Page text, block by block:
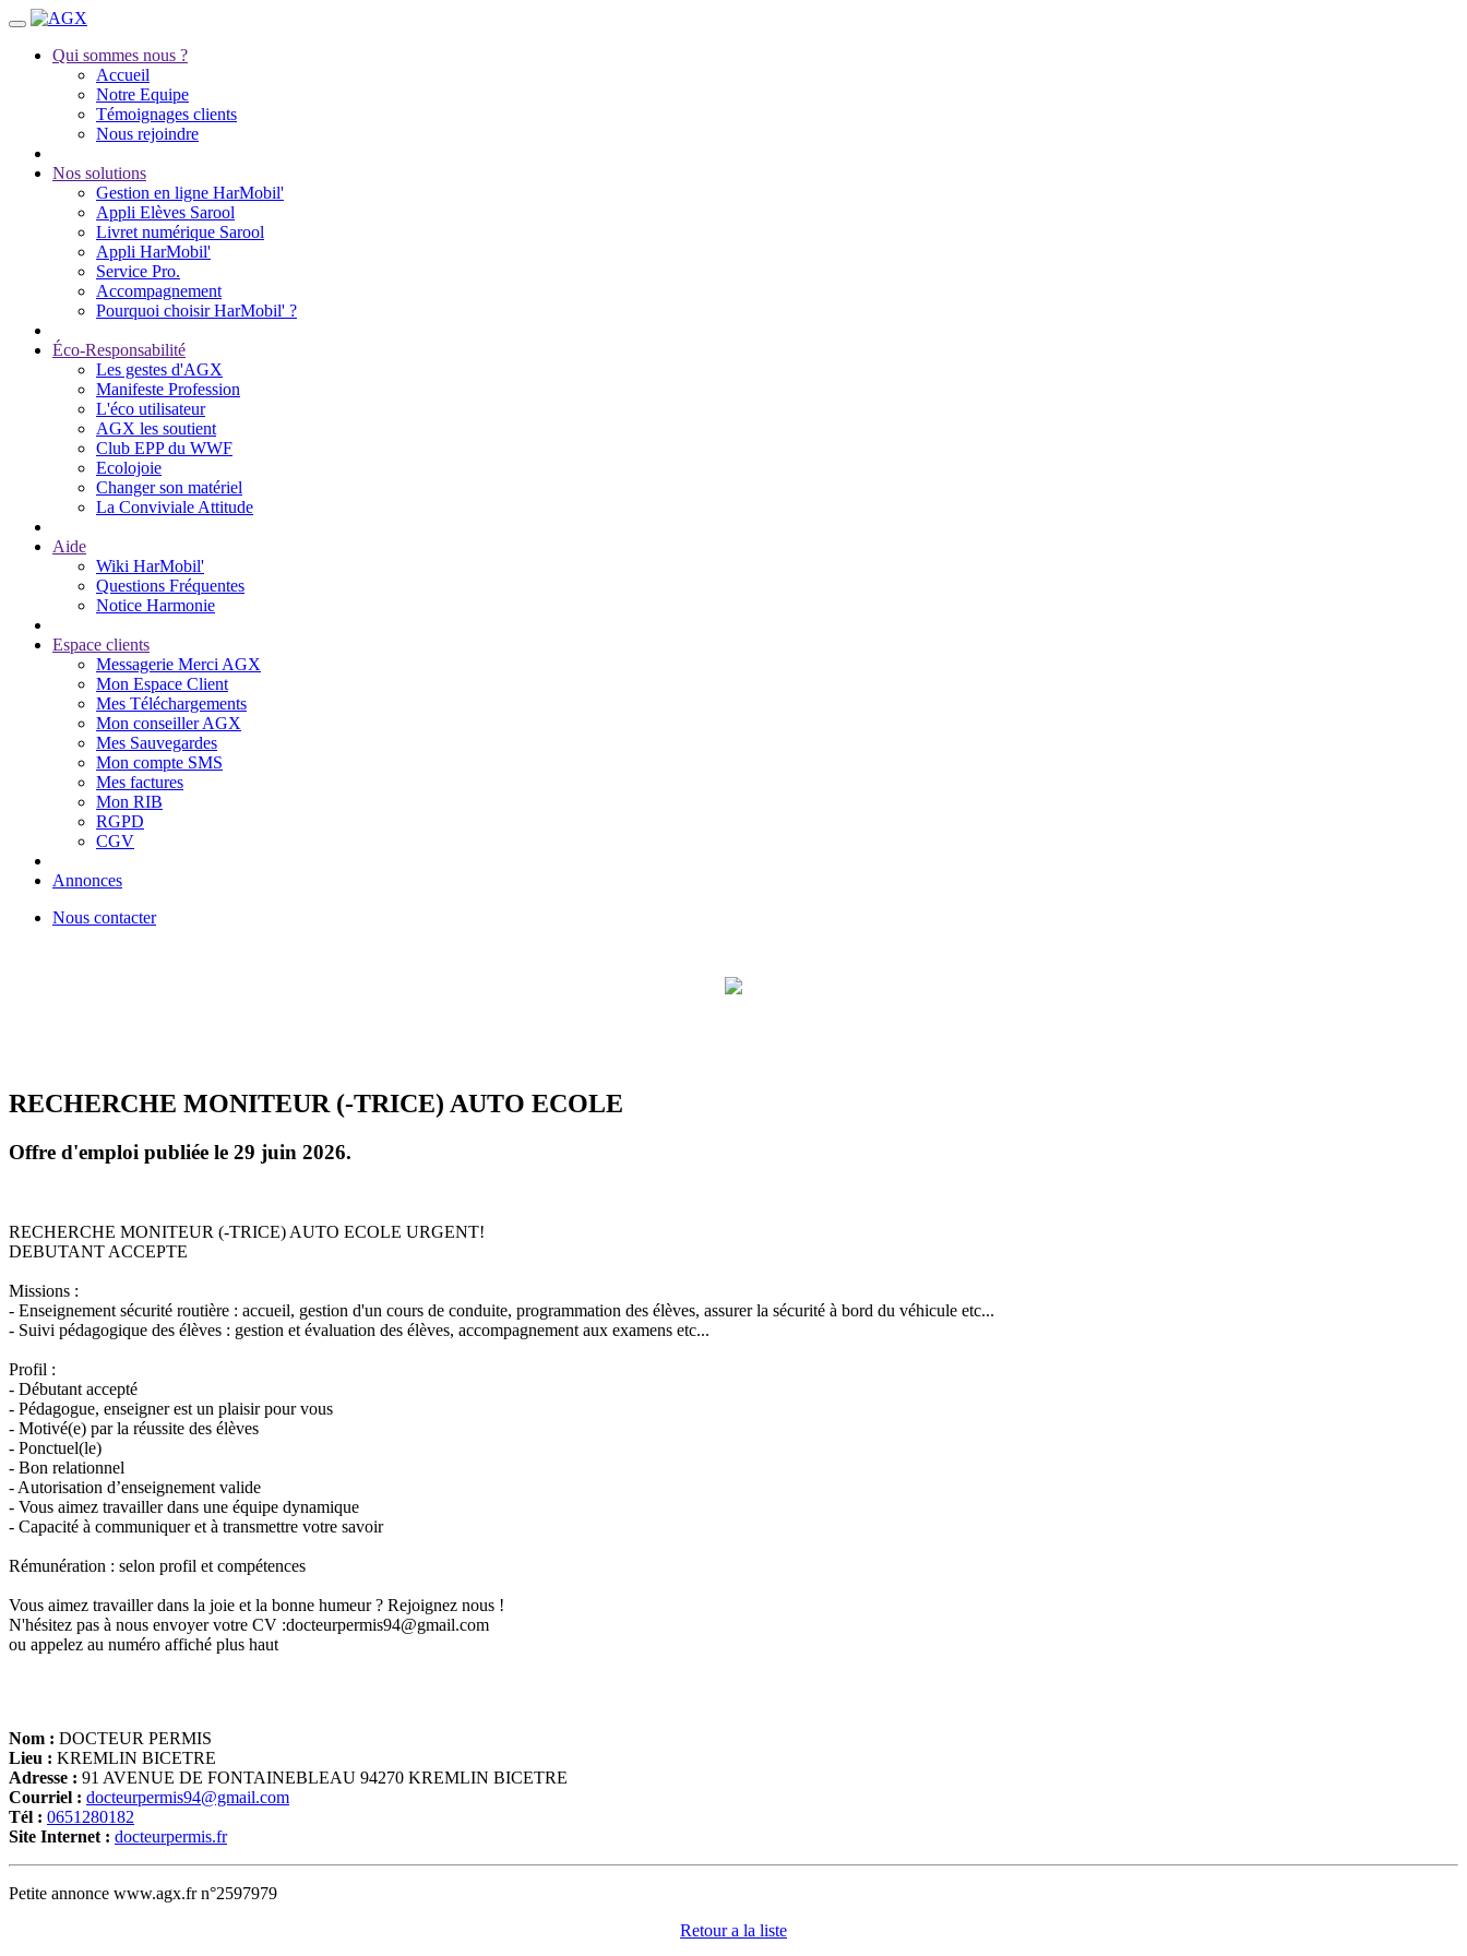
Qui sommes nous ?
Accueil
Notre Equipe
Témoignages clients
Nous rejoindre
Nos solutions
Gestion en ligne HarMobil'
Appli Elèves Sarool
Livret numérique Sarool
Appli HarMobil'
Service Pro.
Accompagnement
Pourquoi choisir HarMobil' ?
Éco-Responsabilité
Les gestes d'AGX
Manifeste Profession
L'éco utilisateur
AGX les soutient
Club EPP du WWF
Ecolojoie
Changer son matériel
La Conviviale Attitude
Aide
Wiki HarMobil'
Questions Fréquentes
Notice Harmonie
Espace clients
Messagerie Merci AGX
Mon Espace Client
Mes Téléchargements
Mon conseiller AGX
Mes Sauvegardes
Mon compte SMS
Mes factures
Mon RIB
RGPD
CGV
Annonces
Nous contacter
RECHERCHE MONITEUR (-TRICE) AUTO ECOLE
Offre d'emploi publiée le 29 juin 2026.
RECHERCHE MONITEUR (-TRICE) AUTO ECOLE URGENT!
DEBUTANT ACCEPTE
Missions :
- Enseignement sécurité routière : accueil, gestion d'un cours de conduite, programmation des élèves, assurer la sécurité à bord du véhicule etc...
- Suivi pédagogique des élèves : gestion et évaluation des élèves, accompagnement aux examens etc...
Profil :
- Débutant accepté
- Pédagogue, enseigner est un plaisir pour vous
- Motivé(e) par la réussite des élèves
- Ponctuel(le)
- Bon relationnel
- Autorisation d’enseignement valide
- Vous aimez travailler dans une équipe dynamique
- Capacité à communiquer et à transmettre votre savoir
Rémunération : selon profil et compétences
Vous aimez travailler dans la joie et la bonne humeur ? Rejoignez nous !
N'hésitez pas à nous envoyer votre CV :docteurpermis94@gmail.com
ou appelez au numéro affiché plus haut
Nom : DOCTEUR PERMIS
Lieu : KREMLIN BICETRE
Adresse : 91 AVENUE DE FONTAINEBLEAU 94270 KREMLIN BICETRE
Courriel : docteurpermis94@gmail.com
Tél : 0651280182
Site Internet : docteurpermis.fr
Petite annonce www.agx.fr n°2597979
Retour a la liste